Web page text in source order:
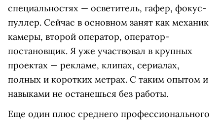
специальностях — осветитель, гафер, фокус-
пуллер. Сейчас в основном занят как механик
камеры, второй оператор, оператор-
постановщик. Я уже участвовал в крупных
проектах — рекламе, клипах, сериалах,
полных и коротких метрах. С таким опытом и
навыками не останешься без работы.
Еще один плюс среднего профессионального